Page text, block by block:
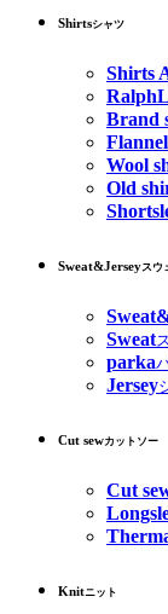
Shirtsシャツ
Shirts
Brand
Wool
Old
Sweat&Jerseyスウ
Sweat
parka
Jersey
Cut sewカットソー
Cut
Knitニット